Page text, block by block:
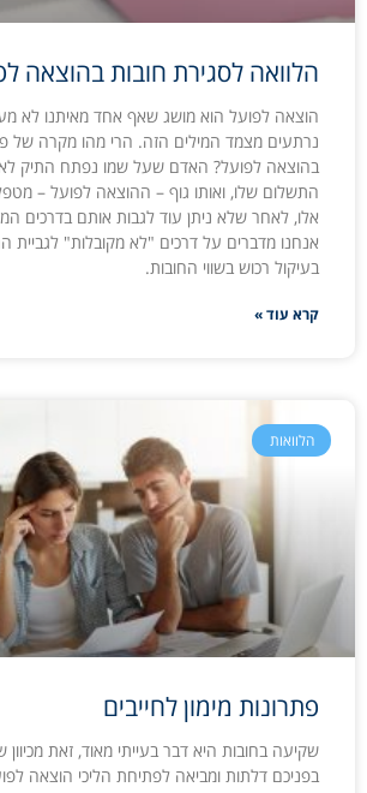
הלוואה לסגירת חובות בהוצאה
הוצאה לפועל הוא מושג שאף אחד מאיתנו לא
נרתעים מצמד המילים הזה. הרי מהו מקרה של
בהוצאה לפועל? האדם שעל שמו נפתח התיק
התשלום שלו, ואותו גוף – ההוצאה לפועל –
אלו, לאחר שלא ניתן עוד לגבות אותם בדרכים
אנחנו מדברים על דרכים "לא מקובלות" לגביית
בעיקול רכוש בשווי החובות.
קרא עוד »
הלוואות
פתרונות מימון לחייבים
שקיעה בחובות היא דבר בעייתי מאוד, זאת
בפניכם דלתות ומביאה לפתיחת הליכי הוצאה